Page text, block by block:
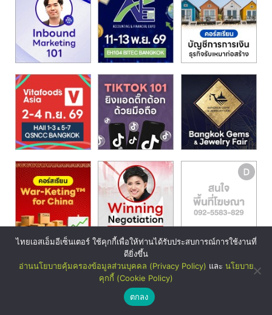
ไทยเอสเอ็มอีเซ็นเตอร์ ใช้คุกกี้เพื่อให้ท่านได้รับประสบการณ์การใช้งานที่
ดียิ่งขึ้น
อ่านนโยบายคุ้มครองข้อมูลส่วนบุคคล (Privacy Policy) และ นโยบาย
คุกกี้ (Cookie Policy)
ตกลง